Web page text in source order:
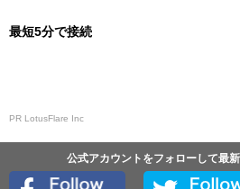
最短5分で接続
PR LotusFlare Inc
公式アカウントをフォローして最